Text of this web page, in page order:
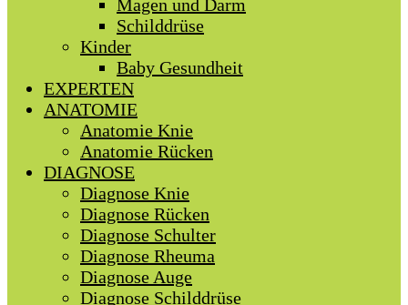
Magen und Darm
Schilddrüse
Kinder
Baby Gesundheit
EXPERTEN
ANATOMIE
Anatomie Knie
Anatomie Rücken
DIAGNOSE
Diagnose Knie
Diagnose Rücken
Diagnose Schulter
Diagnose Rheuma
Diagnose Auge
Diagnose Schilddrüse